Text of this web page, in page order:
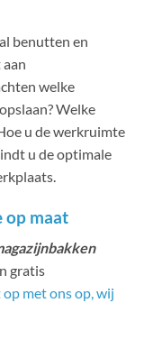
benutten en
welke
Welke
u de werkruimte
u de optimale
op maat
gratis
met ons op, wij